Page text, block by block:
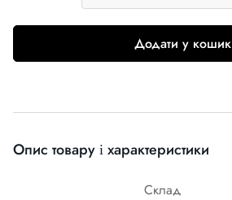
Додати у кошик
Опис товару і характеристики
Склад